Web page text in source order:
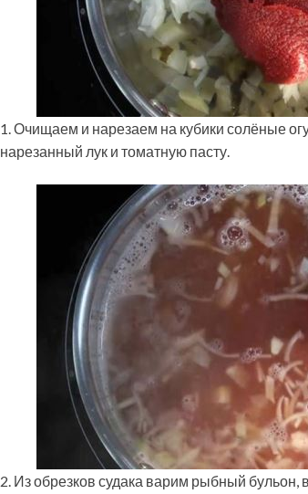
1. Очищаем и нарезаем на кубики солёные
нарезанный лук и томатную пасту.
2. Из обрезков судака варим рыбный